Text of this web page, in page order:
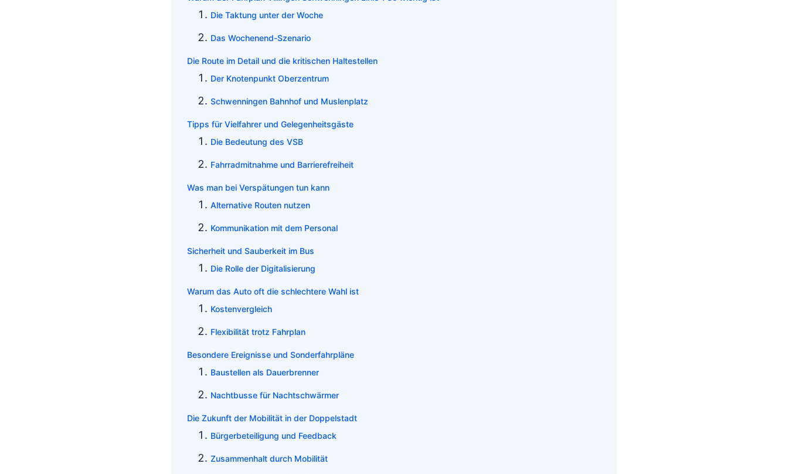
Die Taktung unter der Woche
Das Wochenend-Szenario
Die Route im Detail und die kritischen Haltestellen
Der Knotenpunkt Oberzentrum
Schwenningen Bahnhof und Muslenplatz
Tipps für Vielfahrer und Gelegenheitsgäste
Die Bedeutung des VSB
Fahrradmitnahme und Barrierefreiheit
Was man bei Verspätungen tun kann
Alternative Routen nutzen
Kommunikation mit dem Personal
Sicherheit und Sauberkeit im Bus
Die Rolle der Digitalisierung
Warum das Auto oft die schlechtere Wahl ist
Kostenvergleich
Flexibilität trotz Fahrplan
Besondere Ereignisse und Sonderfahrpläne
Baustellen als Dauerbrenner
Nachtbusse für Nachtschwärmer
Die Zukunft der Mobilität in der Doppelstadt
Bürgerbeteiligung und Feedback
Zusammenhalt durch Mobilität